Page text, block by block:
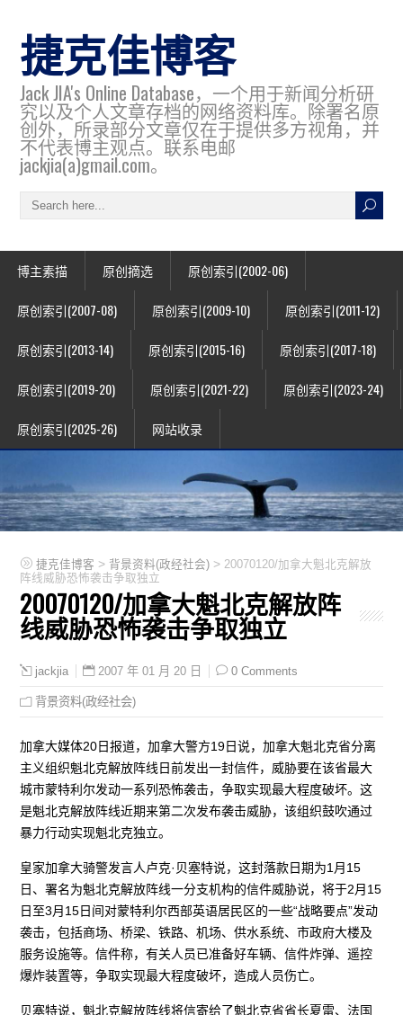
捷克佳博客
Jack JIA's Online Database，一个用于新闻分析研
究以及个人文章存档的网络资料库。除署名原
创外，所录部分文章仅在于提供多方视角，并
不代表博主观点。联系电邮
jackjia(a)gmail.com。
博主素描 原创摘选 原创索引(2002-06)
原创索引(2007-08) 原创索引(2009-10) 原创索引(2011-12)
原创索引(2013-14) 原创索引(2015-16) 原创索引(2017-18)
原创索引(2019-20) 原创索引(2021-22) 原创索引(2023-24)
原创索引(2025-26) 网站收录
捷克佳博客 > 背景资料(政经社会) > 20070120/加拿大魁北克解放
阵线威胁恐怖袭击争取独立
20070120/加拿大魁北克解放阵
线威胁恐怖袭击争取独立
jackjia 2007 年 01 月 20 日 0 Comments
背景资料(政经社会)
加拿大媒体20日报道，加拿大警方19日说，加拿大魁北克省分离
主义组织魁北克解放阵线日前发出一封信件，威胁要在该省最大
城市蒙特利尔发动一系列恐怖袭击，争取实现最大程度破坏。这
是魁北克解放阵线近期来第二次发布袭击威胁，该组织鼓吹通过
暴力行动实现魁北克独立。
皇家加拿大骑警发言人卢克·贝塞特说，这封落款日期为1月15
日、署名为魁北克解放阵线一分支机构的信件威胁说，将于2月15
日至3月15日间对蒙特利尔西部英语居民区的一些“战略要点”发动
袭击，包括商场、桥梁、铁路、机场、供水系统、市政府大楼及
服务设施等。信件称，有关人员已准备好车辆、信件炸弹、遥控
爆炸装置等，争取实现最大程度破坏，造成人员伤亡。
贝塞特说，魁北克解放阵线将信寄给了魁北克省省长夏雷、法国